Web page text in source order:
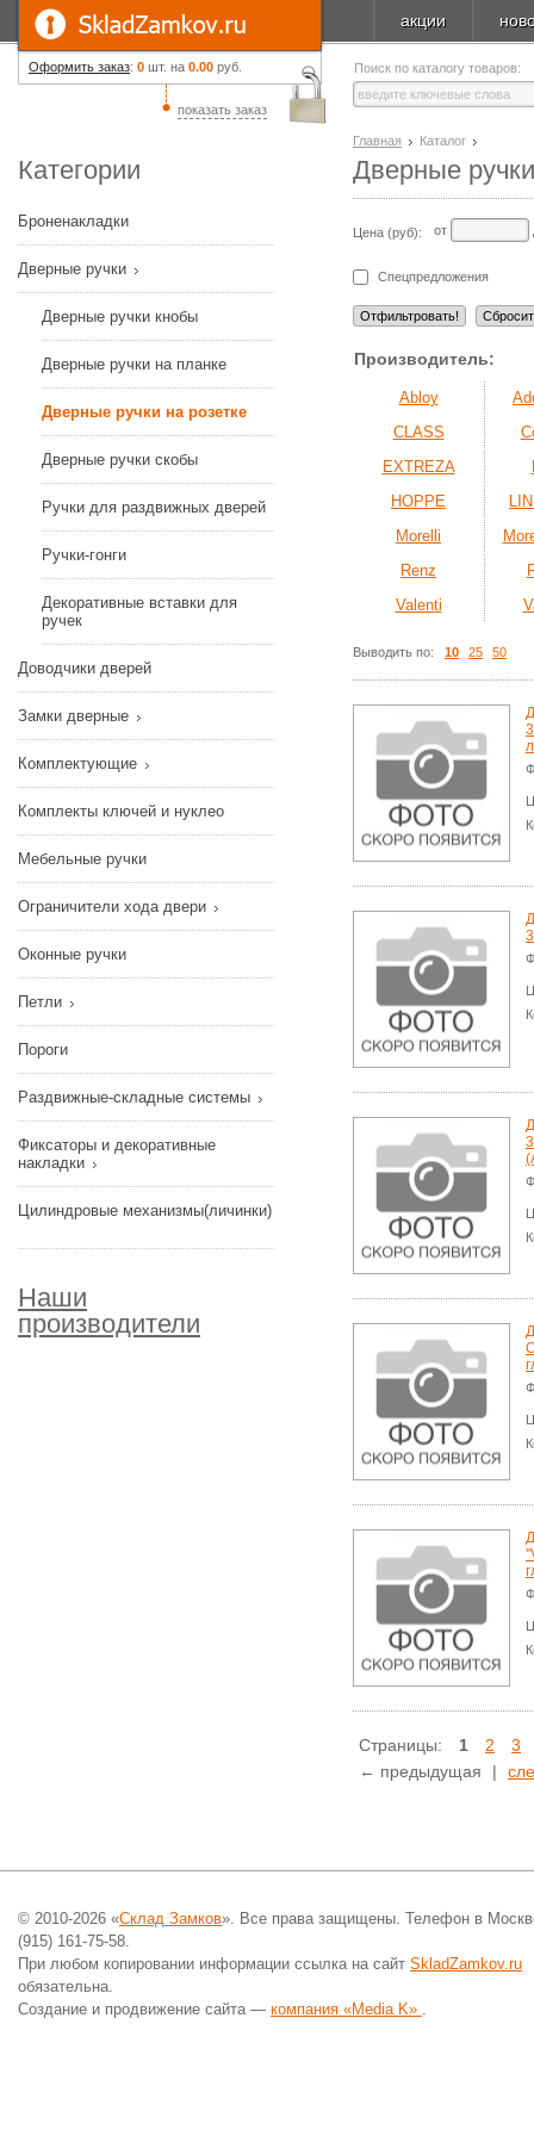
Оформить заказ: 0 шт. на 0.00 руб.
показать заказ
акции
Поиск по каталогу товаров:
Категории
Броненакладки
Дверные ручки
Дверные ручки кнобы
Дверные ручки на планке
Дверные ручки на розетке
Дверные ручки скобы
Ручки для раздвижных дверей
Ручки-гонги
Декоративные вставки для
ручек
Доводчики дверей
Замки дверные
Комплектующие
Комплекты ключей и нуклео
Мебельные ручки
Ограничители хода двери
Оконные ручки
Петли
Пороги
Раздвижные-складные системы
Фиксаторы и декоративные
накладки
Цилиндровые механизмы(личинки)
Наши
производители
Главная Каталог
Дверные
Цена (руб): от
Спецпредложения
Производитель:
Abloy
CLASS
EXTREZA
HOPPE
Morelli
Renz
Valenti
Выводить по: 10 25 50
Страницы: 1 2
3
← предыдущая
|
© 2010-2026 «Склад Замков». Все права защищены. Телефон в
(915) 161-75-58.
При любом копировании информации ссылка на сайт SkladZamkov.ru
обязательна.
Создание и продвижение сайта — компания «Media K» .